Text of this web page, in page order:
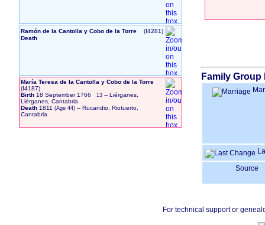
Ramón de la Cantolla y Cobo de la Torre
‎(I4281)‎
Death
María Teresa de la Cantolla y Cobo de la Torre
‎(I4187)‎
Birth 18 September 1766 13-- Liérganes,
Liérganes, Cantabria
Death 1811 ‏(Age 44)‏-- Rucandio, Riotuerto,
Cantabria
Family
Source
For technical support or